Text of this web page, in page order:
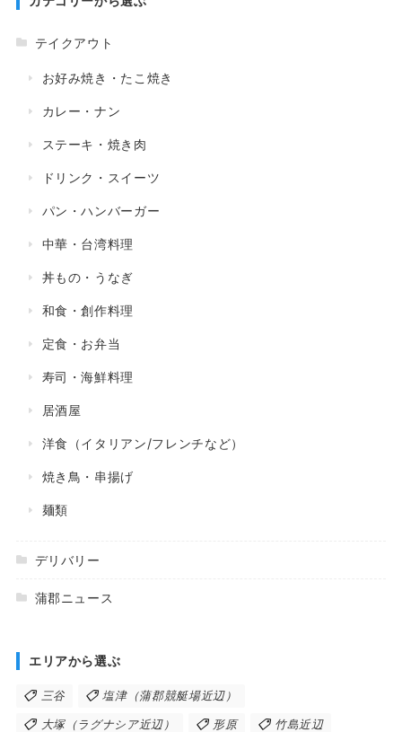
テイクアウト
お好み焼き・たこ焼き
カレー・ナン
ステーキ・焼き肉
ドリンク・スイーツ
パン・ハンバーガー
中華・台湾料理
丼もの・うなぎ
和食・創作料理
定食・お弁当
寿司・海鮮料理
居酒屋
洋食（イタリアン/フレンチなど）
焼き鳥・串揚げ
麺類
デリバリー
蒲郡ニュース
エリアから選ぶ
三谷 塩津（蒲郡競艇場近辺）
大塚（ラグナシア近辺） 形原 竹島近辺